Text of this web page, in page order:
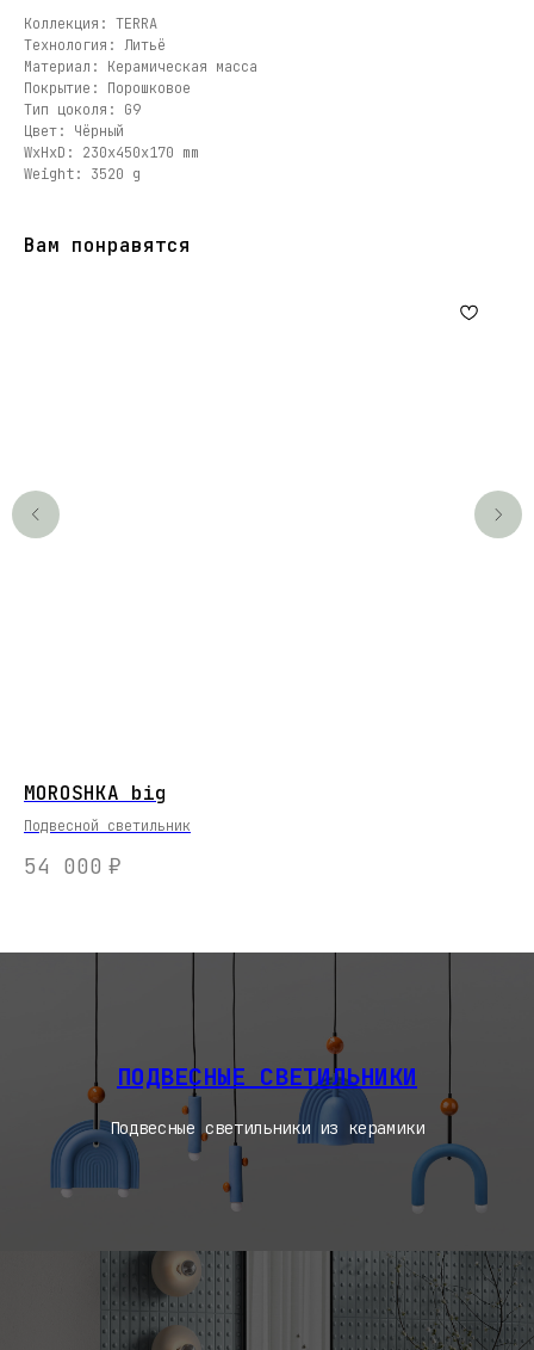
Коллекция: TERRA
Технология: Литьё
Материал: Керамическая масса
Покрытие: Порошковое
Тип цоколя: G9
Цвет: Чёрный
WxHxD: 230x450x170 mm
Weight: 3520 g
Вам понравятся
MOROSHKA big
Подвесной светильник
54 000 ₽
ПОДВЕСНЫЕ СВЕТИЛЬНИКИ
Подвесные светильники из керамики